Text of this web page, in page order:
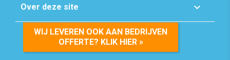
Over deze site 
WIJ LEVEREN OOK AAN BEDRIJVEN
OFFERTE? KLIK HIER »